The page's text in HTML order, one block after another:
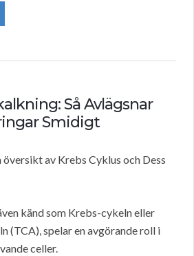
Så Avlägsnar
Smidigt
av Krebs Cyklus och Dess
känd som Krebs-cykeln eller
(TCA), spelar en avgörande roll i
celler.